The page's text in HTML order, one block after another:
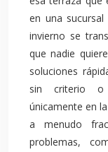
en una
invierno se
que nadie
soluciones
sin criterio o
únicamente en
a menudo
problemas,